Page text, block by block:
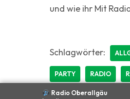
und wie ihr Mit
Schlagwörter:
PARTY RADIO
Radio Oberallgäu